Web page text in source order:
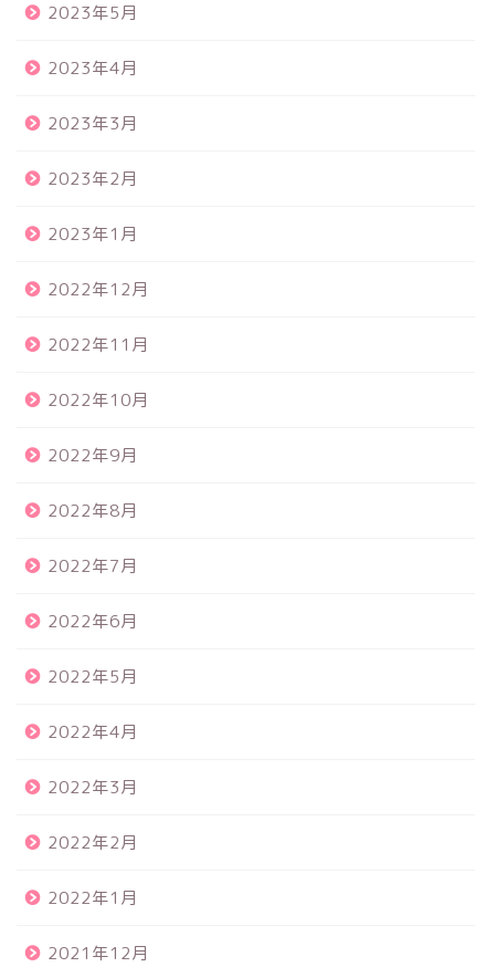
2023年5月
2023年4月
2023年3月
2023年2月
2023年1月
2022年12月
2022年11月
2022年10月
2022年9月
2022年8月
2022年7月
2022年6月
2022年5月
2022年4月
2022年3月
2022年2月
2022年1月
2021年12月